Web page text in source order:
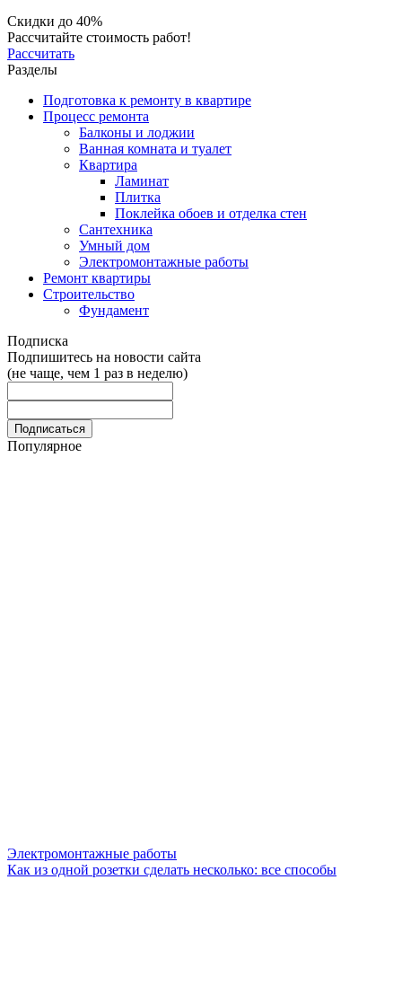
Скидки до 40%
Рассчитайте стоимость работ!
Рассчитать
Разделы
Подготовка к ремонту в квартире
Процесс ремонта
Балконы и лоджии
Ванная комната и туалет
Квартира
Ламинат
Плитка
Поклейка обоев и отделка стен
Сантехника
Умный дом
Электромонтажные работы
Ремонт квартиры
Строительство
Фундамент
Подписка
Подпишитесь на новости сайта
(не чаще, чем 1 раз в неделю)
Популярное
Электромонтажные работы
Как из одной розетки сделать несколько: все способы